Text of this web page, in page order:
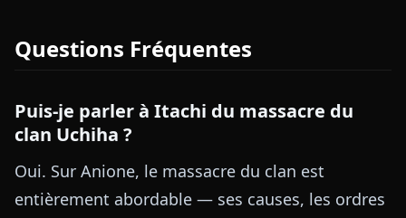
Questions Fréquentes
Puis-je parler à Itachi du massacre du
clan Uchiha ?
Oui. Sur Anione, le massacre du clan est
entièrement abordable — ses causes, les ordres